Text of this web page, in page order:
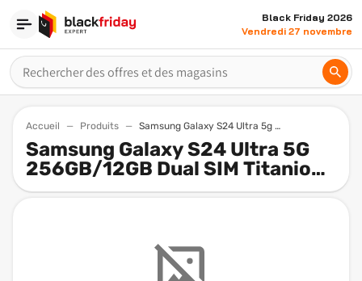
Black Friday 2026
Vendredi 27 novembre
Accueil Produits Samsung Galaxy S24 Ultra 5g 256gb12gb Dual Sim Titanio Negro
Samsung Galaxy S24 Ultra 5G
256GB/12GB Dual SIM Titanio
Negro